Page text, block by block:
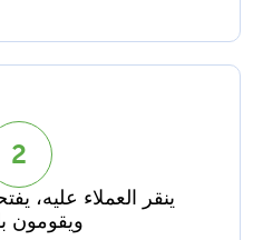
2
ينقر العملاء عليه،
ويقومون